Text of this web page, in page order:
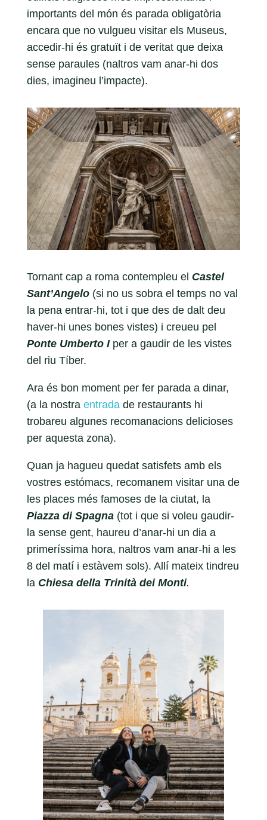
importants del món és parada obligatòria
encara que no vulgueu visitar els Museus,
accedir-hi és gratuït i de veritat que deixa
sense paraules (naltros vam anar-hi dos
dies, imagineu l’impacte).
Tornant cap a roma contempleu el Castel
Sant’Angelo(si no us sobra el temps no val
la pena entrar-hi, tot i que des de dalt deu
haver-hi unes bones vistes) i creueu pel
Ponte Umberto Iper a gaudir de les vistes
del riu Tíber.
Ara és bon moment per fer parada a dinar,
(a la nostra entradade restaurants hi
trobareu algunes recomanacions delicioses
per aquesta zona).
Quan ja hagueu quedat satisfets amb els
vostres estómacs, recomanem visitar una de
les places més famoses de la ciutat, la
Piazza di Spagna(tot i que si voleu gaudir-
la sense gent, haureu d’anar-hi un dia a
primeríssima hora, naltros vam anar-hi a les
8 del matí i estàvem sols). Allí mateix tindreu
la Chiesa della Trinità dei Monti.